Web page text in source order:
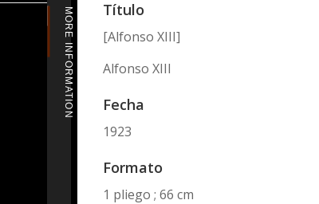
MORE INFORMATION Título
[Alfonso XIII]
Alfonso XIII
Fecha
1923
Formato
1 pliego ; 66 cm